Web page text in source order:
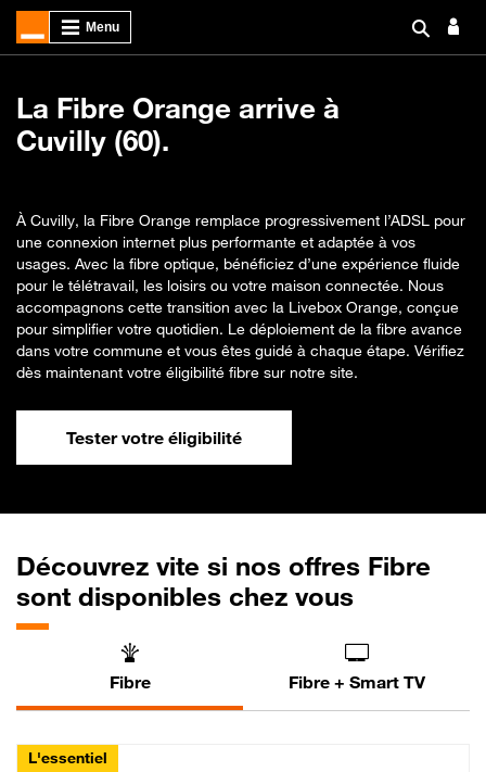
La Fibre Orange arrive à
Cuvilly (60).
À Cuvilly, la Fibre Orange remplace progressivement l’ADSL pour
une connexion internet plus performante et adaptée à vos
usages. Avec la fibre optique, bénéficiez d’une expérience fluide
pour le télétravail, les loisirs ou votre maison connectée. Nous
accompagnons cette transition avec la Livebox Orange, conçue
pour simplifier votre quotidien. Le déploiement de la fibre avance
dans votre commune et vous êtes guidé à chaque étape. Vérifiez
dès maintenant votre éligibilité fibre sur notre site.
Tester votre éligibilité
Découvrez vite si nos offres Fibre
sont disponibles chez vous
Fibre Fibre + Smart TV
L'essentiel